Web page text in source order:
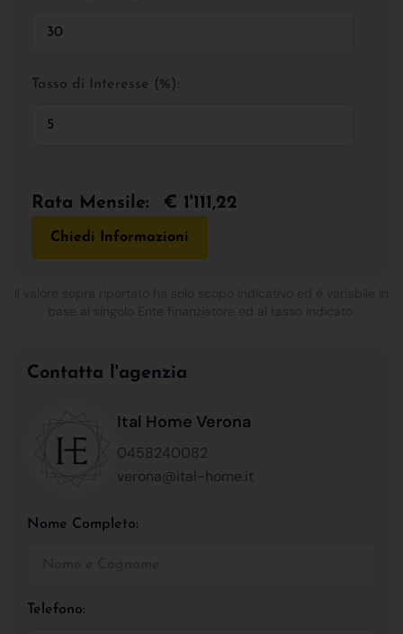
Tasso di Interesse (%):
Rata Mensile: € 1'111,22
Chiedi Informazioni
Contatta l'agenzia
Ital Home Verona
0458240082
verona@ital-home.it
Nome Completo:
Telefono: